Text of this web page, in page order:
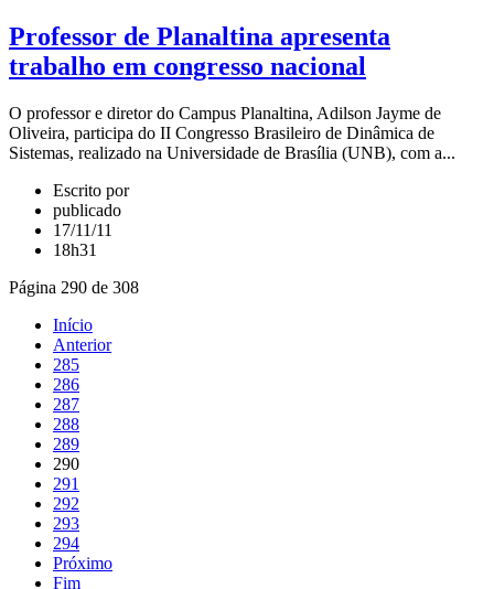
Professor de Planaltina apresenta
trabalho em congresso nacional
O professor e diretor do Campus Planaltina, Adilson Jayme de
Oliveira, participa do II Congresso Brasileiro de Dinâmica de
Sistemas, realizado na Universidade de Brasília (UNB), com a...
Escrito por
publicado
17/11/11
18h31
Página 290 de 308
Início
Anterior
285
286
287
288
289
290
291
292
293
294
Próximo
Fim